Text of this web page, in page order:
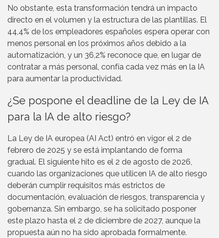
No obstante, esta transformación tendrá un impacto
directo en el volumen y la estructura de las plantillas. El
44,4% de los empleadores españoles espera operar con
menos personal en los próximos años debido a la
automatización, y un 36,2% reconoce que, en lugar de
contratar a más personal, confía cada vez más en la IA
para aumentar la productividad.
¿Se pospone el deadline de la Ley de IA
para la IA de alto riesgo?
La Ley de IA europea (AI Act) entró en vigor el 2 de
febrero de 2025 y se está implantando de forma
gradual. El siguiente hito es el 2 de agosto de 2026,
cuando las organizaciones que utilicen IA de alto riesgo
deberán cumplir requisitos más estrictos de
documentación, evaluación de riesgos, transparencia y
gobernanza. Sin embargo, se ha solicitado posponer
este plazo hasta el 2 de diciembre de 2027, aunque la
propuesta aún no ha sido aprobada formalmente.